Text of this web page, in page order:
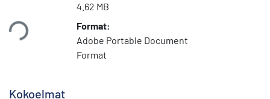
4.62 MB
Format:
Adobe Portable Document
Format
Kokoelmat